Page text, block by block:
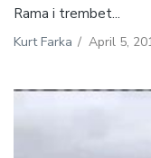
Rama i trembet...
Kurt Farka / April 5,